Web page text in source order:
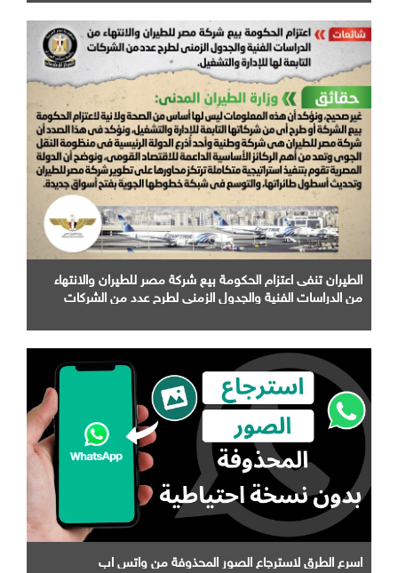
الطيران تنفى اعتزام الحكومة بيع شركة مصر للطيران والانتهاء
من الدراسات الفنية والجدول الزمني لطرح عدد من الشركات
اسرع الطرق لاسترجاع الصور المحذوفة من واتس اب